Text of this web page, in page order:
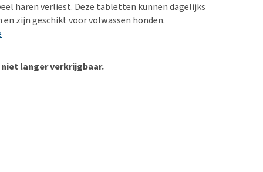
alles
haren verliest. Deze tabletten kunnen dagelijks
en zijn geschikt voor volwassen honden.
langer verkrijgbaar.